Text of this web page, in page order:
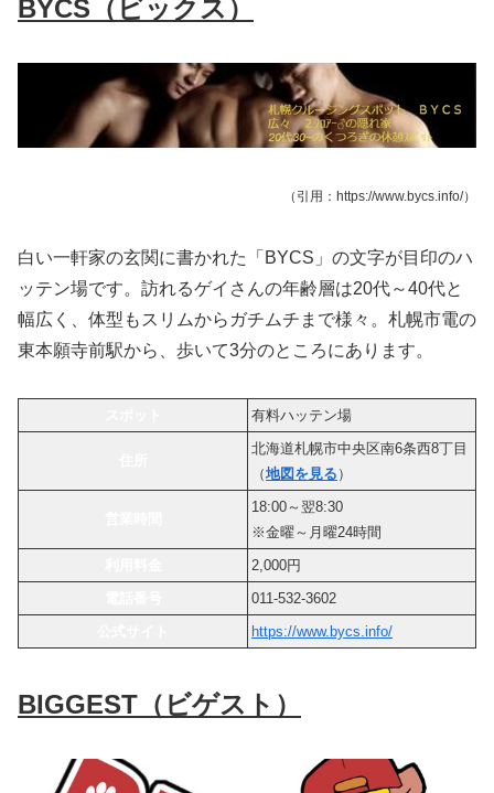
BYCS（ビックス）
（引用：https://www.bycs.info/）
白い一軒家の玄関に書かれた「BYCS」の文字が目印のハ
ッテン場です。訪れるゲイさんの年齢層は20代～40代と
幅広く、体型もスリムからガチムチまで様々。札幌市電の
東本願寺前駅から、歩いて3分のところにあります。
有料ハッテン場
北海道札幌市中央区南6条西8丁目
（地図を見る ）
18:00～翌8:30
※金曜～月曜24時間
2,000円
011-532-3602
https://www.bycs.info/
BIGGEST（ビゲスト）